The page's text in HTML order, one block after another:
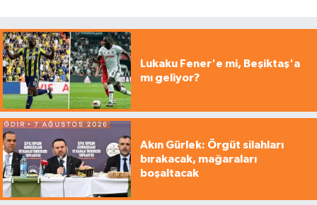
Lukaku Fener'e mi, Beşiktaş'a
mı geliyor?
Akın Gürlek: Örgüt silahları
bırakacak, mağaraları
boşaltacak